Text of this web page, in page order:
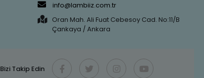
info@lambiiz.com.tr
Oran Mah. Ali Fuat Cebesoy Cad. No:11/B
Çankaya / Ankara
Bizi Takip Edin